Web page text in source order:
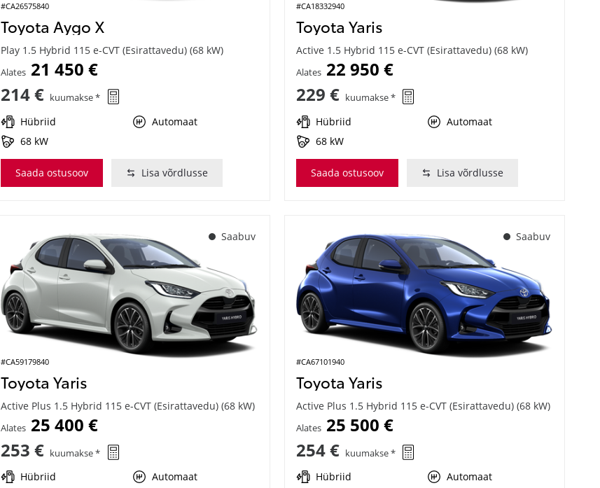
#CA26575840
Toyota Aygo X
Play 1.5 Hybrid 115 e-CVT (Esirattavedu) (68 kW)
Alates 21 450 €
214 € kuumakse *
Hübriid
Automaat
68 kW
Saada ostusoov Lisa võrdlusse
#CA18332940
Toyota Yaris
Active 1.5 Hybrid 115 e-CVT (Esirattavedu) (68 kW)
Alates 22 950 €
229 € kuumakse *
Hübriid
Automaat
68 kW
Saada ostusoov Lisa võrdlusse
Saabuv
#CA59179840
Toyota Yaris
Active Plus 1.5 Hybrid 115 e-CVT (Esirattavedu) (68 kW)
Alates 25 400 €
253 € kuumakse *
Hübriid
Automaat
Saabuv
#CA67101940
Toyota Yaris
Active Plus 1.5 Hybrid 115 e-CVT (Esirattavedu) (68 kW)
Alates 25 500 €
254 € kuumakse *
Hübriid
Automaat